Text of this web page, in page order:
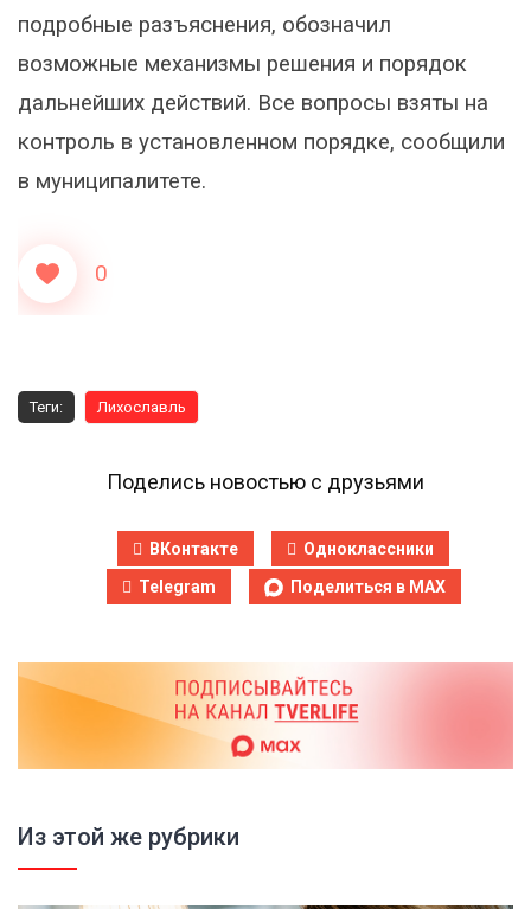
подробные разъяснения, обозначил
возможные механизмы решения и порядок
дальнейших действий. Все вопросы взяты на
контроль в установленном порядке, сообщили
в муниципалитете.
0
Теги: Лихославль
Поделись новостью с друзьями
ВКонтакте
Одноклассники
Telegram
Поделиться в MAX
Из этой же рубрики